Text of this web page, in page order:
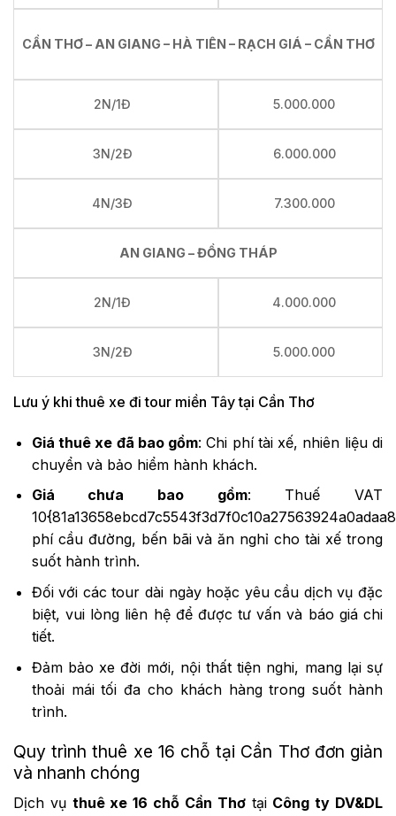
CẦN THƠ – AN GIANG – HÀ TIÊN – RẠCH GIÁ – CẦN THƠ
2N/1Đ 5.000.000
3N/2Đ 6.000.000
4N/3Đ 7.300.000
AN GIANG – ĐỒNG THÁP
2N/1Đ 4.000.000
3N/2Đ 5.000.000
Lưu ý khi thuê xe đi tour miền Tây tại Cần Thơ
Giá thuê xe đã bao gồm: Chi phí tài xế, nhiên liệu di
chuyển và bảo hiểm hành khách.
Giá chưa bao gồm: Thuế VAT
phí cầu đường, bến bãi và ăn nghỉ cho tài xế trong
suốt hành trình.
Đối với các tour dài ngày hoặc yêu cầu dịch vụ đặc
biệt, vui lòng liên hệ để được tư vấn và báo giá chi
tiết.
Đảm bảo xe đời mới, nội thất tiện nghi, mang lại sự
thoải mái tối đa cho khách hàng trong suốt hành
trình.
Quy trình thuê xe 16 chỗ tại Cần Thơ đơn giản
và nhanh chóng
Dịch vụ thuê xe 16 chỗ Cần Thơtại Công ty DV&DL